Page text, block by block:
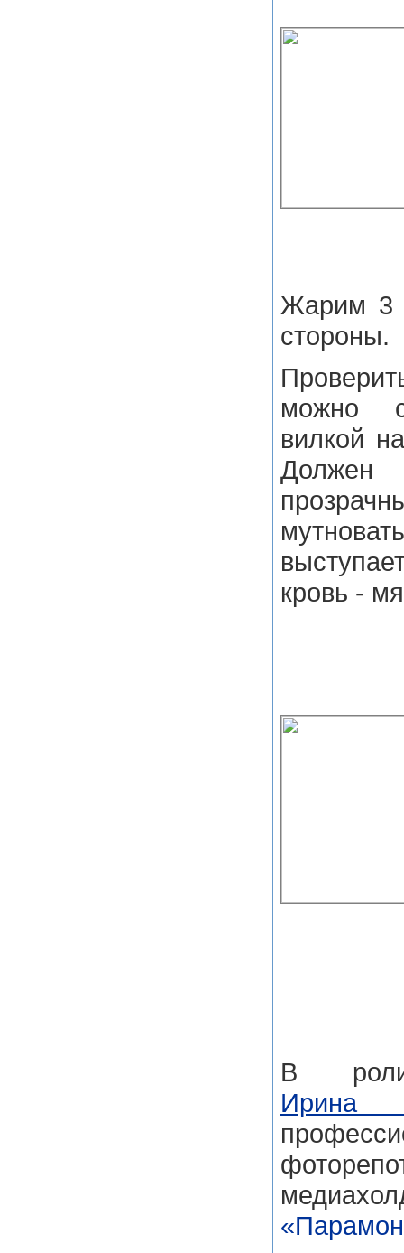
Жарим 3
стороны.
можно
вилкой
кровь -
В
Ирина